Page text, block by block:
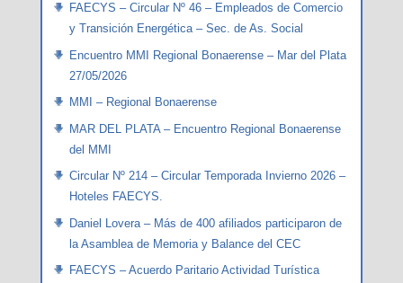
FAECYS – Circular Nº 46 – Empleados de Comercio
y Transición Energética – Sec. de As. Social
Encuentro MMI Regional Bonaerense – Mar del Plata
27/05/2026
MMI – Regional Bonaerense
MAR DEL PLATA – Encuentro Regional Bonaerense
del MMI
Circular Nº 214 – Circular Temporada Invierno 2026 –
Hoteles FAECYS.
Daniel Lovera – Más de 400 afiliados participaron de
la Asamblea de Memoria y Balance del CEC
FAECYS – Acuerdo Paritario Actividad Turística